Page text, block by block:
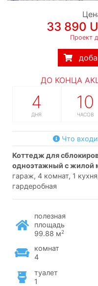
33 890
Проект
ДО КОНЦА
4
ДНЯ
10
ЧАСОВ
Что
коттедж для сблокированной застройки
одноэтажный с жилой
гараж, 4 комнат, 1
гардеробная
полезная
площадь
99.88 м2
комнат
4
туалет
1